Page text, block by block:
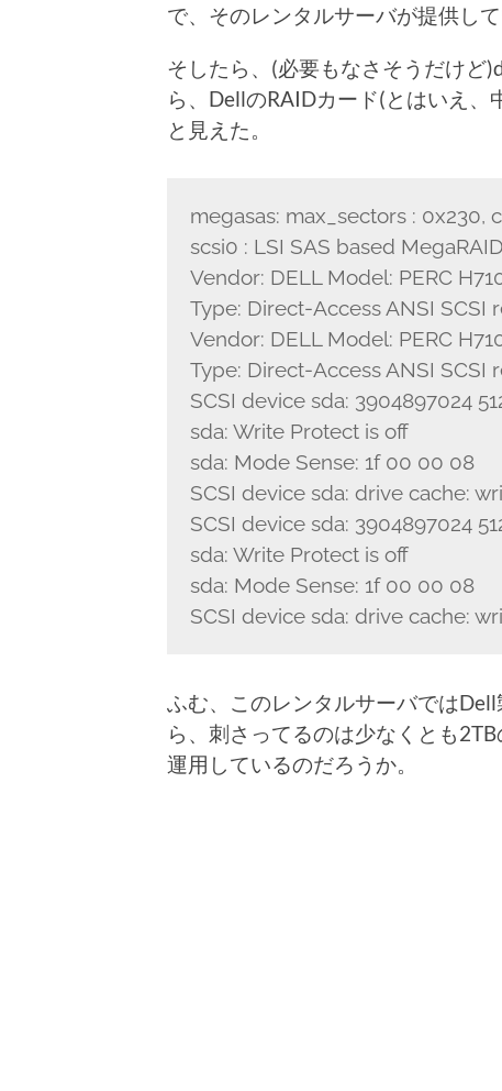
で、そのレンタルサーバが提供し
そしたら、(必要もなさそうだけど
ら、DellのRAIDカード(とはいえ、
と見えた。
megasas: max_sectors : 0x230,
scsi0 : LSI SAS based
Vendor: DELL Model: PERC
Type: Direct-Access ANSI SCSI
Vendor: DELL Model: PERC
Type: Direct-Access ANSI SCSI
SCSI device sda: 3904897024
sda: Write Protect is off
sda: Mode Sense: 1f 00 00 08
SCSI device sda: drive cache:
SCSI device sda: 3904897024
sda: Write Protect is off
sda: Mode Sense: 1f 00 00 08
SCSI device sda: drive cache:
ふむ、このレンタルサーバでは
ら、刺さってるのは少なくとも
運用しているのだろうか。